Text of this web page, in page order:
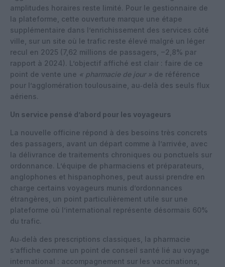
amplitudes horaires reste limité. Pour le gestionnaire de
la plateforme, cette ouverture marque une étape
supplémentaire dans l’enrichissement des services côté
ville, sur un site où le trafic reste élevé malgré un léger
recul en 2025 (7,62 millions de passagers, −2,8% par
rapport à 2024). L’objectif affiché est clair : faire de ce
point de vente une « pharmacie de jour » de référence
pour l’agglomération toulousaine, au‑delà des seuls flux
aériens.
Un service pensé d’abord pour les voyageurs
La nouvelle officine répond à des besoins très concrets
des passagers, avant un départ comme à l’arrivée, avec
la délivrance de traitements chroniques ou ponctuels sur
ordonnance. L’équipe de pharmaciens et préparateurs,
anglophones et hispanophones, peut aussi prendre en
charge certains voyageurs munis d’ordonnances
étrangères, un point particulièrement utile sur une
plateforme où l’international représente désormais 60%
du trafic.
Au‑delà des prescriptions classiques, la pharmacie
s’affiche comme un point de conseil santé lié au voyage
international : accompagnement sur les vaccinations,